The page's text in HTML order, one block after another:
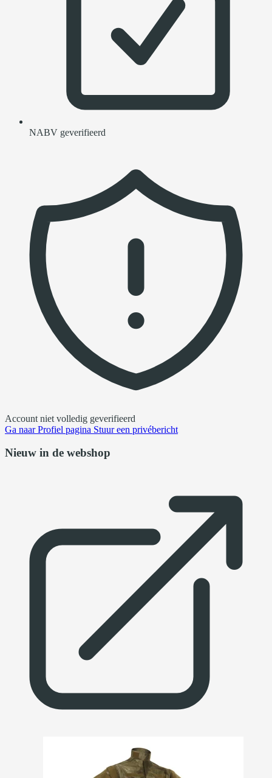
NABV geverifieerd
Account niet volledig geverifieerd
Ga naarProfiel pagina Stuur een privébericht
Nieuw in de webshop